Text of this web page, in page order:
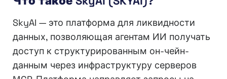
SkyAI — это платформа для ликвидности
данных, позволяющая агентам ИИ получать
доступ к структурированным он-чейн-
данным через инфраструктуру серверов